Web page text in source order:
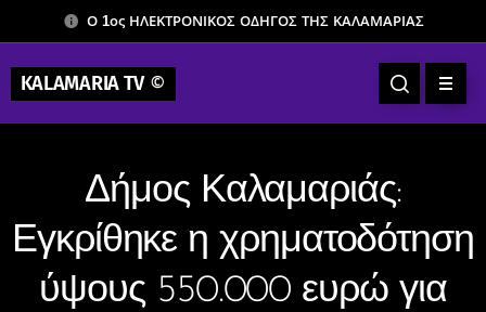
Ο 1ος ΗΛΕΚΤΡΟΝΙΚΟΣ ΟΔΗΓΟΣ ΤΗΣ ΚΑΛΑΜΑΡΙΑΣ
KALAMARIA TV©
Δήμος Καλαμαριάς:
Εγκρίθηκε η χρηματοδότηση
ύψους 550.000 ευρώ για